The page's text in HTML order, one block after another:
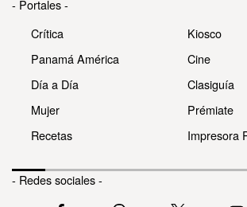
- Portales -
Crítica
Panamá América
Día a Día
Mujer
Recetas
Kiosco
Cine
Clasiguía
Prémiate
Impresora
- Redes sociales -